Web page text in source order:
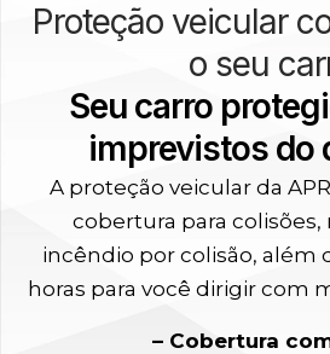
Proteção veicular
o seu
Seu carro
imprevistos do
A proteção veicular da
cobertura para
incêndio por colisão, além
horas para você dirigir com
– Cobertura